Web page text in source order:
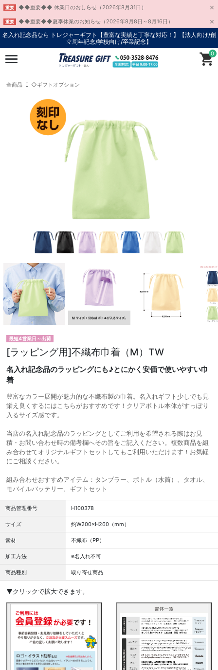
重要 ◆◆重要◆◆ 休業日のおしらせ（2026年8月31日）
重要
◆◆重要◆◆夏季休業のお知らせ（2026年8月8日～8月16日）
名入れ記念品なら トレジャーギフト【豊富な実績と丁寧な対応！】
【法人向け/創
立周年記念/学校向け/卒業記念】
0
全商品 ◇ギフトオプション
最短4営業日～出荷
[ラッピング用]不織布巾着（M）TW
名入れ記念品のラッピングにも♪とにかく安価で使いやすい巾
着
豊富なカラー展開が魅力的な不織布製の巾着。名入れギフト少しでも見
栄え良くするにはこちらがおすすめです！クリアボトル本体がすっぽり
入るサイズ感です。
当店の名入れ記念品のラッピングとしてご利用を希望される際はお見
積・お問い合わせ時の備考欄へその旨をご記入ください。複数商品を組
み合わせてオリジナルギフトセットしてもご利用いただけます！お気軽
にご相談ください。
組み合わせおすすめアイテム：タンブラー、ボトル（水筒）、タオル、
モバイルバッテリー、ギフトセット
商品管理番号 H100378
サイズ 約W200×H260（mm）
素材 不織布（PP）
加工方法 ※名入れ不可
商品種別 取り寄せ商品
▼クリックで拡大できます。